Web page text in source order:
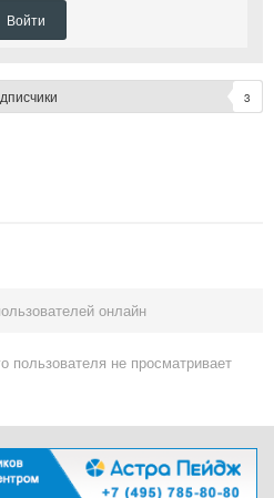
Войти
3
онлайн
пользователя не просматривает